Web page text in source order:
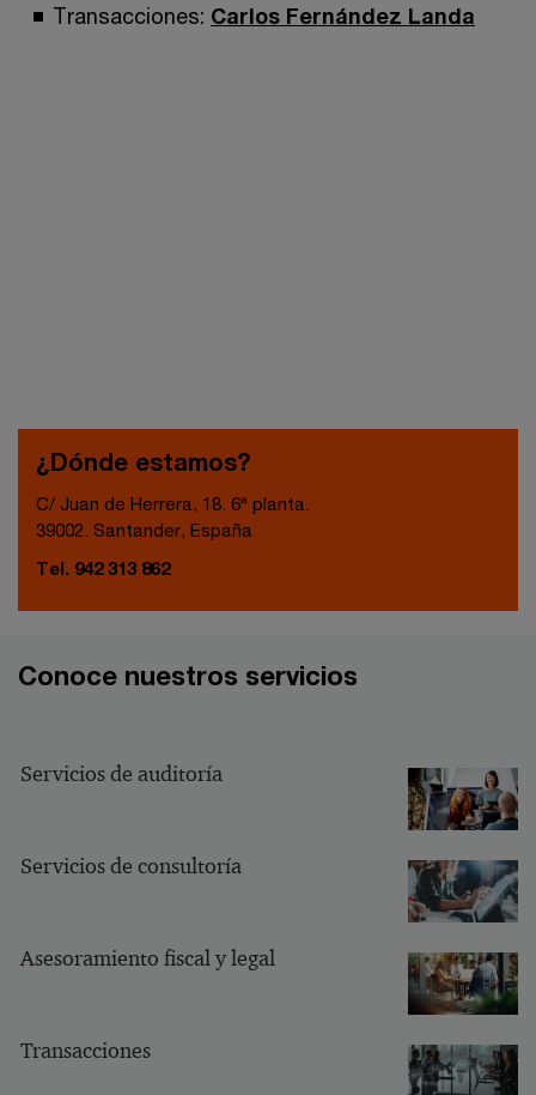
Transacciones: Carlos Fernández Landa
¿Dónde estamos?
C/ Juan de Herrera, 18. 6ª planta.
39002. Santander, España
Tel. 942 313 862
Conoce nuestros servicios
Servicios de auditoría
Servicios de consultoría
Asesoramiento fiscal y legal
Transacciones